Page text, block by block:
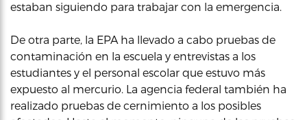
estaban siguiendo para trabajar con la emergencia.
De otra parte, la EPA ha llevado a cabo pruebas de
contaminación en la escuela y entrevistas a los
estudiantes y el personal escolar que estuvo más
expuesto al mercurio. La agencia federal también ha
realizado pruebas de cernimiento a los posibles